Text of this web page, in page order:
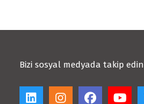
Bizi sosyal medyada takip edin